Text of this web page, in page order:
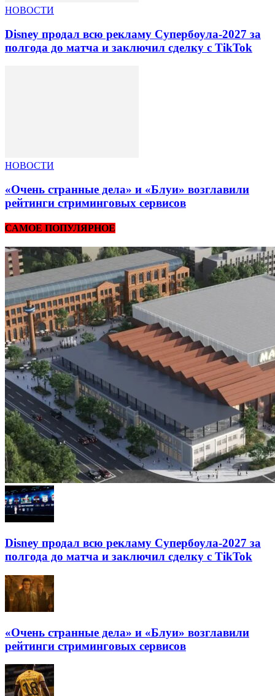
НОВОСТИ
Disney продал всю рекламу Супербоула-2027 за
полгода до матча и заключил сделку с TikTok
НОВОСТИ
«Очень странные дела» и «Блуи» возглавили
рейтинги стриминговых сервисов
САМОЕ ПОПУЛЯРНОЕ
Disney продал всю рекламу Супербоула-2027 за
полгода до матча и заключил сделку с TikTok
«Очень странные дела» и «Блуи» возглавили
рейтинги стриминговых сервисов